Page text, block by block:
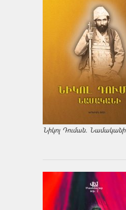
Նիկոլ Դուման. Նամականի